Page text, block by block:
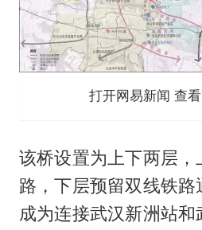
打开网易新闻 查
该桥设置为上下两层，
路，下层预留双线铁
成为连接武汉新洲站